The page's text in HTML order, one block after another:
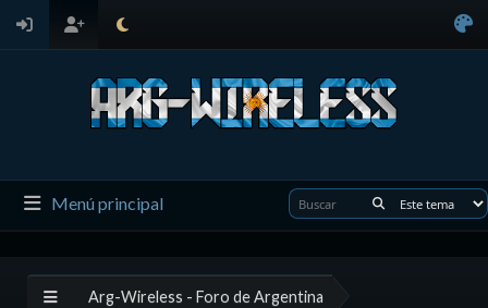
Menú principal
Arg-Wireless - Foro de Argentina